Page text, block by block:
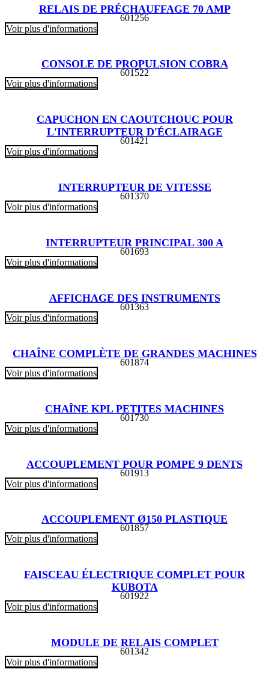
RELAIS DE PRÉCHAUFFAGE 70 AMP
601256
Voir plus d'informations
CONSOLE DE PROPULSION COBRA
601522
Voir plus d'informations
CAPUCHON EN CAOUTCHOUC POUR
L'INTERRUPTEUR D'ÉCLAIRAGE
601421
Voir plus d'informations
INTERRUPTEUR DE VITESSE
601370
Voir plus d'informations
INTERRUPTEUR PRINCIPAL 300 A
601693
Voir plus d'informations
AFFICHAGE DES INSTRUMENTS
601363
Voir plus d'informations
CHAÎNE COMPLÈTE DE GRANDES MACHINES
601874
Voir plus d'informations
CHAÎNE KPL PETITES MACHINES
601730
Voir plus d'informations
ACCOUPLEMENT POUR POMPE 9 DENTS
601913
Voir plus d'informations
ACCOUPLEMENT Ø150 PLASTIQUE
601857
Voir plus d'informations
FAISCEAU ÉLECTRIQUE COMPLET POUR
KUBOTA
601922
Voir plus d'informations
MODULE DE RELAIS COMPLET
601342
Voir plus d'informations